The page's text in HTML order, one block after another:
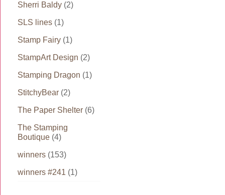
Sherri Baldy (2)
SLS lines (1)
Stamp Fairy (1)
StampArt Design (2)
Stamping Dragon (1)
StitchyBear (2)
The Paper Shelter (6)
The Stamping
Boutique (4)
winners (153)
winners #241 (1)